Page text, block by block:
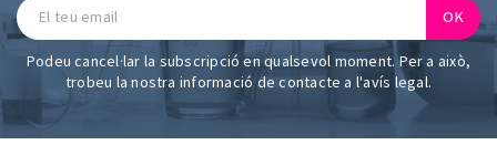
Podeu cancel·lar la subscripció en qualsevol moment. Per a això,
trobeu la nostra informació de contacte a l'avís legal.